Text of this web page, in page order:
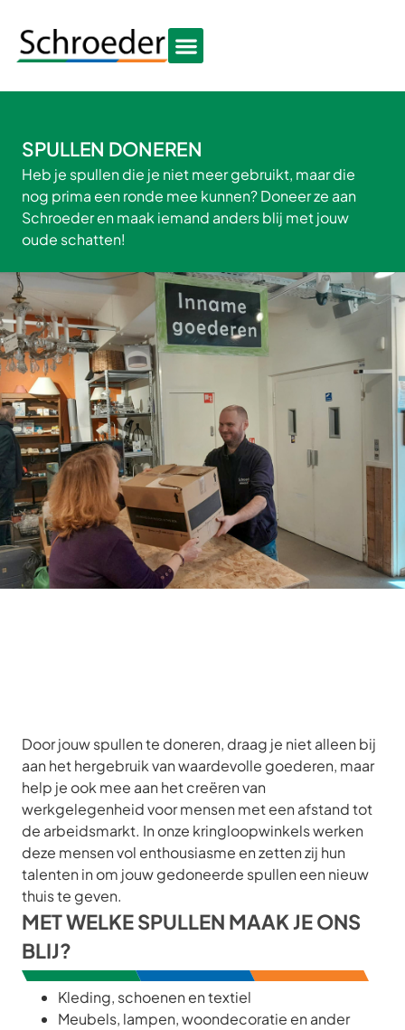
SPULLEN DONEREN
Heb je spullen die je niet meer gebruikt, maar die
nog prima een ronde mee kunnen? Doneer ze aan
Schroeder en maak iemand anders blij met jouw
oude schatten!
Door jouw spullen te doneren, draag je niet alleen bij
aan het hergebruik van waardevolle goederen, maar
help je ook mee aan het creëren van
werkgelegenheid voor mensen met een afstand tot
de arbeidsmarkt. In onze kringloopwinkels werken
deze mensen vol enthousiasme en zetten zij hun
talenten in om jouw gedoneerde spullen een nieuw
thuis te geven.
MET WELKE SPULLEN MAAK JE ONS
BLIJ?
Kleding, schoenen en textiel
Meubels, lampen, woondecoratie en ander